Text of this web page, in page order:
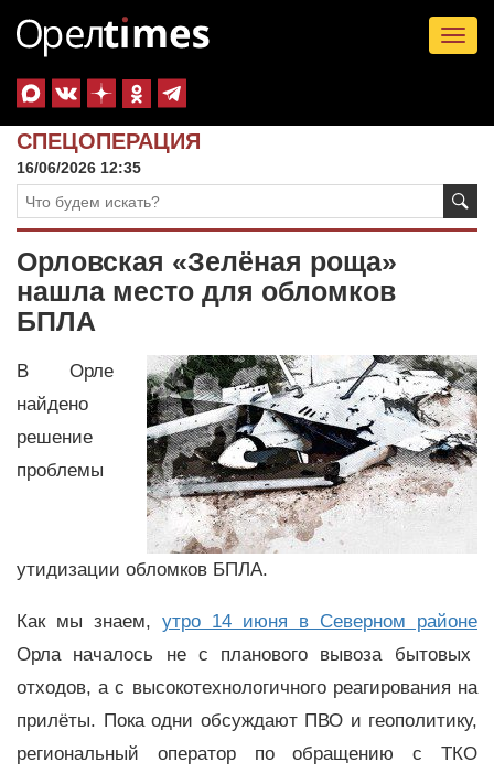
СПЕЦОПЕРАЦИЯ
16/06/2026 12:35
Орловская «Зелёная роща»
нашла место для обломков
БПЛА
В Орле
найдено
решение
проблемы
утидизации обломков БПЛА.
Как мы знаем, утро 14 июня в Северном районе
Орла началось не с планового вывоза бытовых
отходов, а с высокотехнологичного реагирования на
прилёты. Пока одни обсуждают ПВО и геополитику,
региональный оператор по обращению с ТКО